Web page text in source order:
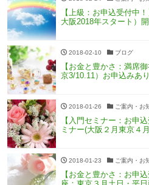
【上級：お申込受付中
大阪2018年スタート）
2018-02-10 ブログ
【お金と豊かさ：満席
京3/10.11）お申込みあ
2018-01-26 ご案内・お
【入門セミナー：お申
ミナー(大阪２月東京４
2018-01-23 ご案内・お
【お金と豊かさ：お申